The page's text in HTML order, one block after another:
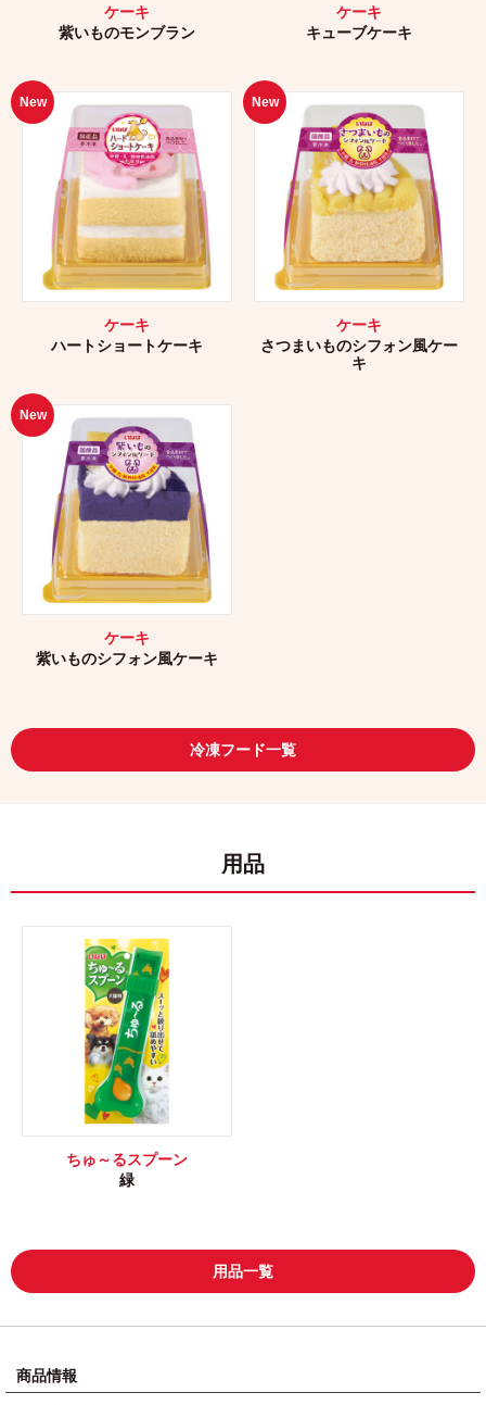
ケーキ
紫いものモンブラン
ケーキ
キューブケーキ
New
ケーキ
ハートショートケーキ
New
ケーキ
さつまいものシフォン風ケー
キ
New
ケーキ
紫いものシフォン風ケーキ
冷凍フード一覧
用品
ちゅ～るスプーン
緑
用品一覧
商品情報